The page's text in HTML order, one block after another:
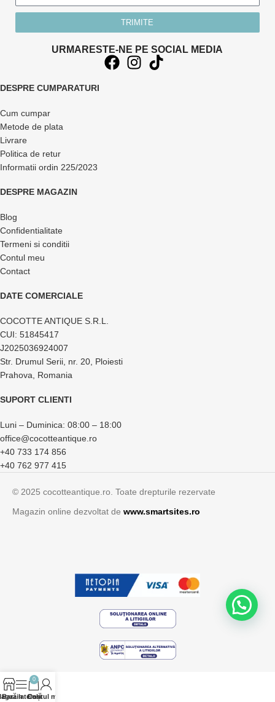
TRIMITE
URMARESTE-NE PE SOCIAL MEDIA
DESPRE CUMPARATURI
Cum cumpar
Metode de plata
Livrare
Politica de retur
Informatii ordin 225/2023
DESPRE MAGAZIN
Blog
Confidentialitate
Termeni si conditii
Contul meu
Contact
DATE COMERCIALE
COCOTTE ANTIQUE S.R.L.
CUI: 51845417
J2025036924007
Str. Drumul Serii, nr. 20, Ploiesti
Prahova, Romania
SUPORT CLIENTI
Luni – Duminica: 08:00 – 18:00
office@cocotteantique.ro
+40 733 174 856
+40 762 977 415
© 2025 cocotteantique.ro. Toate drepturile rezervate
Magazin online dezvoltat de www.smartsites.ro
Bară laterală
0
Coș
Contul meu